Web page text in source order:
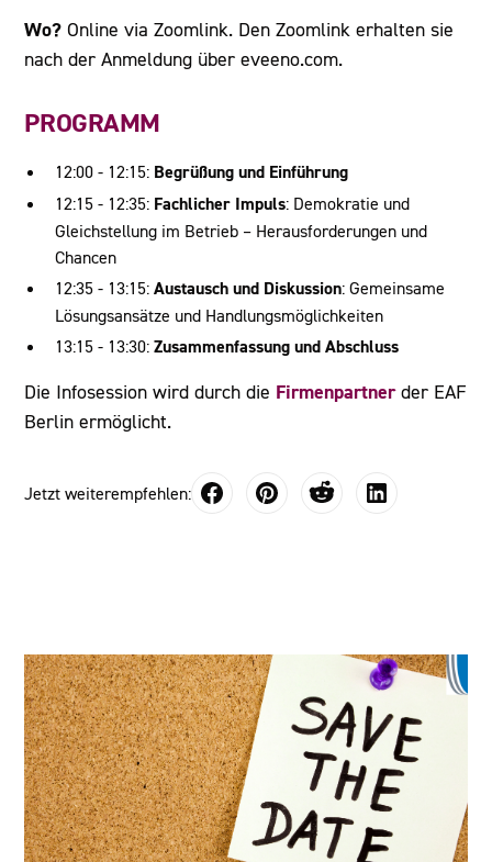
Wo? Online via Zoomlink. Den Zoomlink erhalten sie
nach der Anmeldung über eveeno.com.
PROGRAMM
12:00 - 12:15: Begrüßung und Einführung
12:15 - 12:35: Fachlicher Impuls: Demokratie und
Gleichstellung im Betrieb – Herausforderungen und
Chancen
12:35 - 13:15:Austausch und Diskussion: Gemeinsame
Lösungsansätze und Handlungsmöglichkeiten
13:15 - 13:30:Zusammenfassung und Abschluss
Die Infosession wird durch die Firmenpartner der EAF
Berlin ermöglicht.
Jetzt weiterempfehlen: